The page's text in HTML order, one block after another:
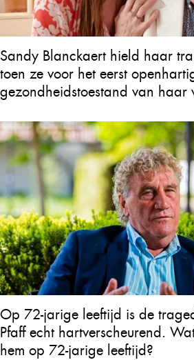
Sandy Blanckaert hield haar
toen ze voor het eerst
gezondheidstoestand van haar
Op 72-jarige leeftijd is de
Pfaff echt hartverscheurend.
hem op 72-jarige leeftijd?